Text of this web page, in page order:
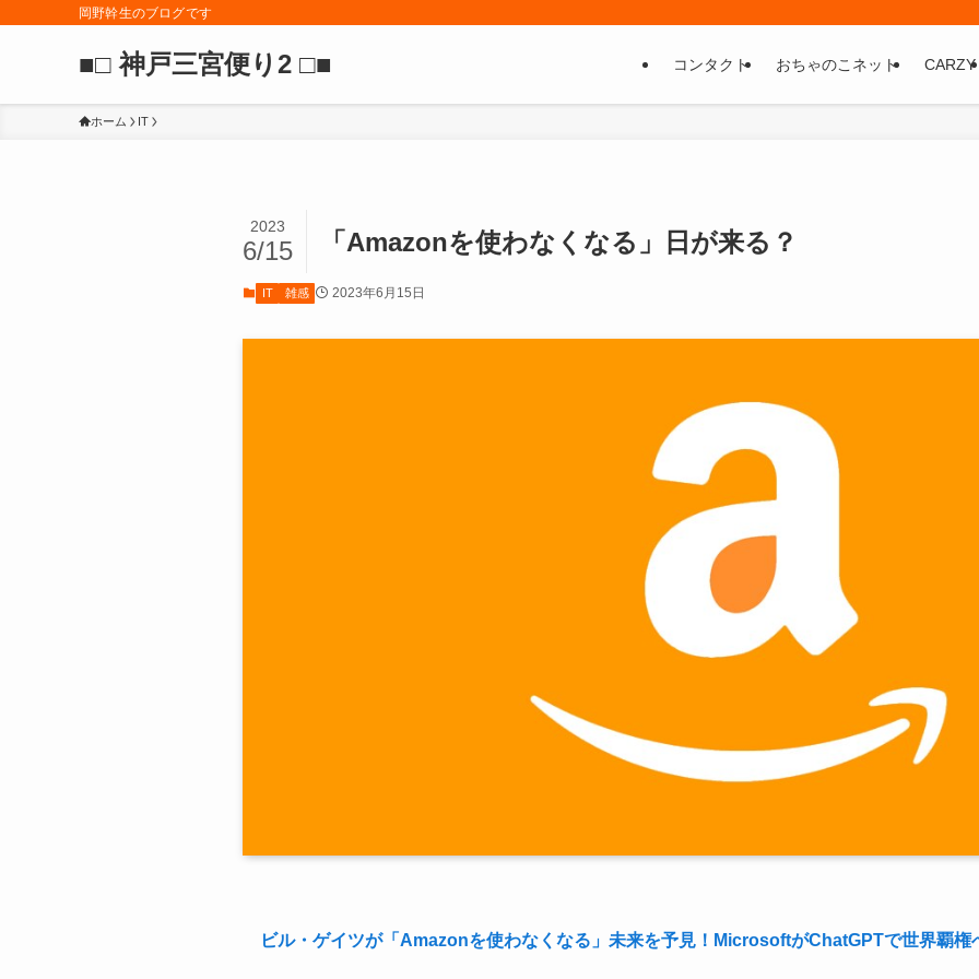
岡野幹生のブログです
■□ 神戸三宮便り2 □■ コンタクト おちゃのこネット CARZY
ホーム IT
「Amazonを使わなくなる」日が来る？
2023
6/15
IT 雑感 2023年6月15日
ビル・ゲイツが「Amazonを使わなくなる」未来を予見！MicrosoftがChatGPTで世界覇権